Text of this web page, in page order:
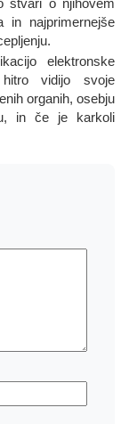
stvari o njihovem
najprimernejše
elektronske
vidijo svoje
organih, osebju
in če je karkoli